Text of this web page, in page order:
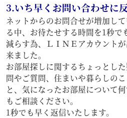
3.いち早くお問い合わせに
ネットからのお問合せが増加し
る中、お待たせする時間を1秒で
減らす為、ＬＩＮＥアカウントが
来ました。
お部屋探しに関するちょっとし
問やご質問、住まいや暮らしのこ
と、気になったお部屋について
もご相談ください。
1秒でも早く返信いたします。